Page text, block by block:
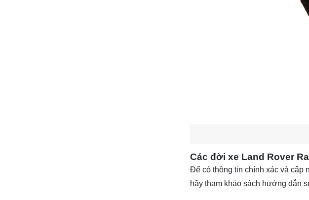
Các đời xe Land Rover
Để có thông tin chính xác và cập
hãy tham khảo sách hướng dẫn